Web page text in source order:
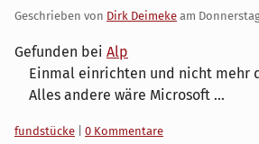
Geschrieben von Dirk Deimeke am
Gefunden bei Alp
Einmal einrichten und nicht mehr
Alles andere wäre Microsoft ...
Kategorien:
fundstücke
0 Kommentare